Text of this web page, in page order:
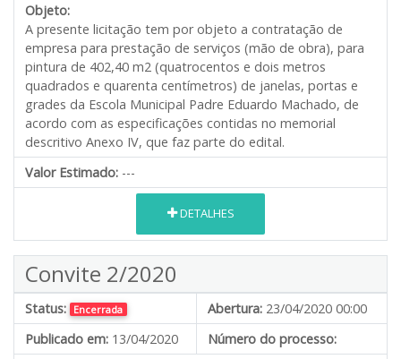
Objeto:
A presente licitação tem por objeto a contratação de
empresa para prestação de serviços (mão de obra), para
pintura de 402,40 m2 (quatrocentos e dois metros
quadrados e quarenta centímetros) de janelas, portas e
grades da Escola Municipal Padre Eduardo Machado, de
acordo com as especificações contidas no memorial
descritivo Anexo IV, que faz parte do edital.
Valor Estimado: ---
DETALHES
Convite 2/2020
Status: Encerrada Abertura: 23/04/2020 00:00
Publicado em: 13/04/2020
Número do processo: